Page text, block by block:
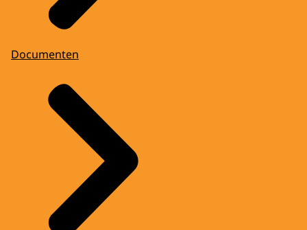
Documenten